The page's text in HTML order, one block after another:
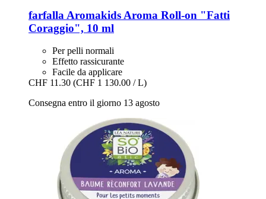
farfalla Aromakids Aroma Roll-​on "Fatti
Coraggio", 10 ml
Per pelli normali
Effetto rassicurante
Facile da applicare
CHF 11.30 (CHF 1 130.00 / L)
Consegna entro il giorno 13 agosto